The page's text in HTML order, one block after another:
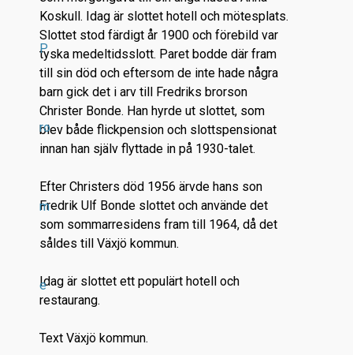
P
ro
m
e
Koskull. Idag är slottet hotell och mötesplats.
Slottet stod färdigt år 1900 och förebild var
tyska medeltidsslott. Paret bodde där fram
till sin död och eftersom de inte hade några
barn gick det i arv till Fredriks brorson
Christer Bonde. Han hyrde ut slottet, som
blev både flickpension och slottspensionat
innan han själv flyttade in på 1930-talet.
Efter Christers död 1956 ärvde hans son
Fredrik Ulf Bonde slottet och använde det
som sommarresidens fram till 1964, då det
såldes till Växjö kommun.
Idag är slottet ett populärt hotell och
restaurang.
Text Växjö kommun.